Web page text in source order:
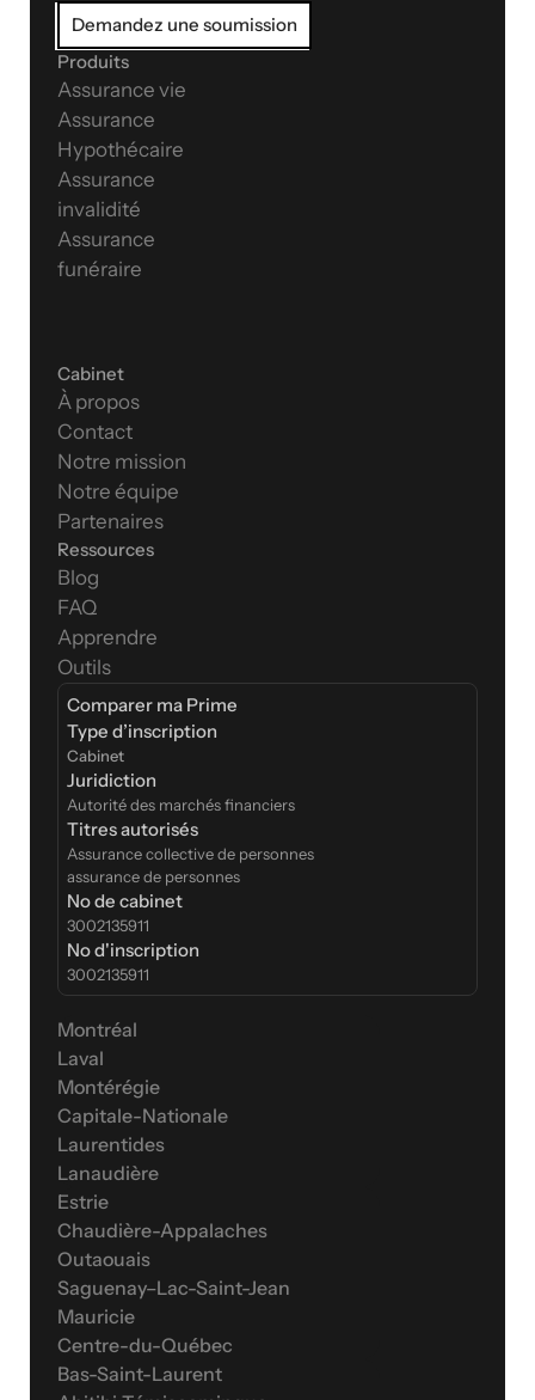
Demandez une soumission
Produits
Assurance vie
Assurance
Hypothécaire
Assurance
invalidité
Assurance
funéraire
Cabinet
À propos
Contact
Notre mission
Notre équipe
Partenaires
Ressources
Blog
FAQ
Apprendre
Outils
Comparer ma Prime
Type d’inscription
Cabinet
Juridiction
Autorité des marchés financiers
Titres autorisés
Assurance collective de personnes
assurance de personnes
No de cabinet
3002135911
No d'inscription
3002135911
Montréal
Laval
Montérégie
Capitale-Nationale
Laurentides
Lanaudière
Estrie
Chaudière-Appalaches
Outaouais
Saguenay–Lac-Saint-Jean
Mauricie
Centre-du-Québec
Bas-Saint-Laurent